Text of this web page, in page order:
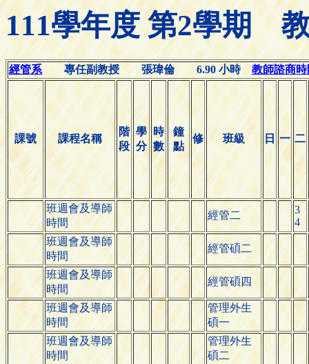
111學年度 第2學期
經管系專任副教授 張瑋倫 6.90 小時教師諮商時
課號 課程名稱
階
段
學
分
時
數
鐘
點
修 班級 日 一 二
班週會及導師
時間
經管二
3
4
班週會及導師
時間
經管碩二
班週會及導師
時間
經管碩四
班週會及導師
時間
管理外生
碩一
班週會及導師
時間
管理外生
碩二